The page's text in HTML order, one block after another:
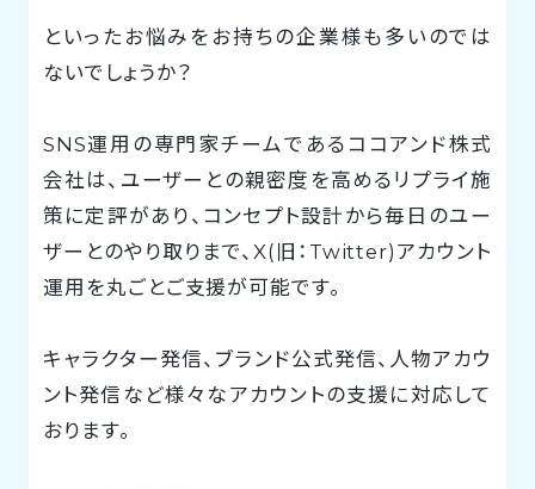
といったお悩みをお持ちの企業様も多いのでは
ないでしょうか？
SNS運用の専門家チームであるココアンド株式
会社は、ユーザーとの親密度を高めるリプライ施
策に定評があり、コンセプト設計から毎日のユー
ザーとのやり取りまで、X(旧：Twitter)アカウント
運用を丸ごとご支援が可能です。
キャラクター発信、ブランド公式発信、人物アカウ
ント発信など様々なアカウントの支援に対応して
おります。